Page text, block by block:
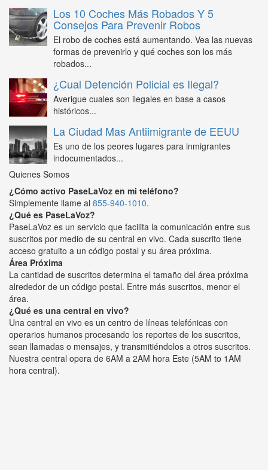
Los 10 Coches Más Robados Y 5
Consejos Para Prevenir Robos
El robo de coches está aumentando. Vea las nuevas
formas de prevenirlo y qué coches son los más
robados...
¿Cual Detención Policial es Ilegal?
Averigue cuales son ilegales en base a casos
históricos...
La Ciudad Mas Antiimigrante de EEUU
Es uno de los peores lugares para inmigrantes
indocumentados...
Quienes Somos
¿Cómo activo PaseLaVoz en mi teléfono?
Simplemente llame al 855-940-1010.
¿Qué es PaseLaVoz?
PaseLaVoz es un servicio que facilita la comunicación entre sus
suscritos por medio de su central en vivo. Cada suscrito tiene
acceso gratuito a un código postal y su área próxima.
Área Próxima
La cantidad de suscritos determina el tamaño del área próxima
alrededor de un código postal. Entre más suscritos, menor el
área.
¿Qué es una central en vivo?
Una central en vivo es un centro de líneas telefónicas con
operarios humanos procesando los reportes de los suscritos,
sean llamadas o mensajes, y transmitiéndolos a otros suscritos.
Nuestra central opera de 6AM a 2AM hora Este (5AM to 1AM
hora central).